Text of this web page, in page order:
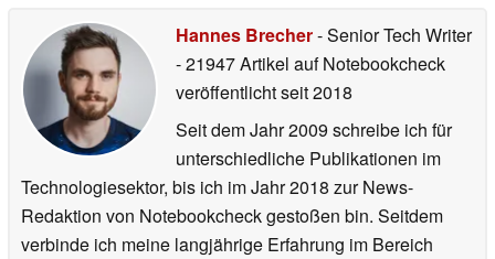
Hannes Brecher- Senior Tech Writer
- 21947 Artikel auf Notebookcheck
veröffentlichtseit 2018
Seit dem Jahr 2009 schreibe ich für
unterschiedliche Publikationen im
Technologiesektor, bis ich im Jahr 2018 zur News-
Redaktion von Notebookcheck gestoßen bin. Seitdem
verbinde ich meine langjährige Erfahrung im Bereich